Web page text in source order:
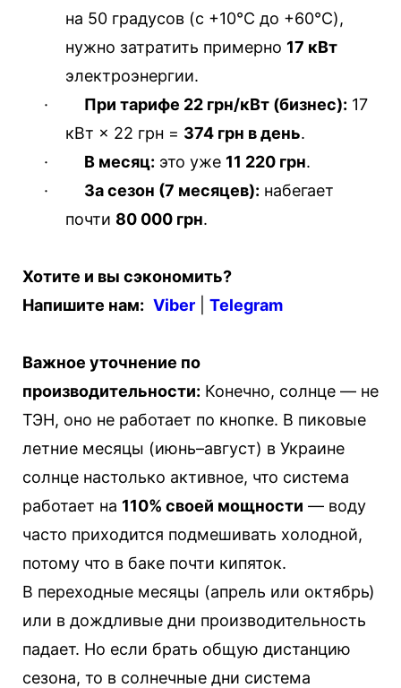
на 50 градусов (с +10°C до +60°C),
нужно затратить примерно 17 кВт
электроэнергии.
·
При тарифе 22 грн/кВт (бизнес): 17
кВт × 22 грн = 374 грн в день.
·
В месяц: это уже 11 220 грн.
·
За сезон (7 месяцев): набегает
почти 80 000 грн.
Хотите и вы сэкономить?
Напишите нам: Viber Telegram
Важное уточнение по
производительности: Конечно, солнце — не
ТЭН, оно не работает по кнопке. В пиковые
летние месяцы (июнь–август) в Украине
солнце настолько активное, что система
работает на 110% своей мощности — воду
часто приходится подмешивать холодной,
потому что в баке почти кипяток.
В переходные месяцы (апрель или октябрь)
или в дождливые дни производительность
падает. Но если брать общую дистанцию
сезона, то в солнечные дни система